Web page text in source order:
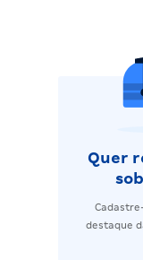
Quer
destaque